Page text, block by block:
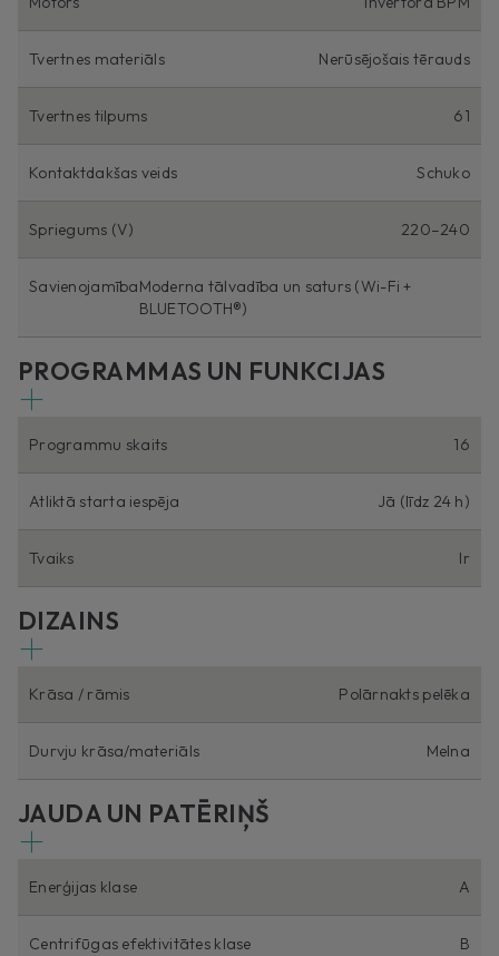
Tvertnes materiāls Nerūsējošais tērauds
Tvertnes tilpums 61
Kontaktdakšas veids Schuko
Spriegums (V) 220–240
SavienojamībaModerna tālvadība un saturs (Wi-Fi +
BLUETOOTH®)
PROGRAMMAS UN FUNKCIJAS
Programmu skaits 16
Atliktā starta iespēja Jā (līdz 24 h)
Tvaiks Ir
DIZAINS
Krāsa / rāmis Polārnakts pelēka
Durvju krāsa/materiāls Melna
JAUDA UN PATĒRIŅŠ
Enerģijas klase A
Centrifūgas efektivitātes klase B